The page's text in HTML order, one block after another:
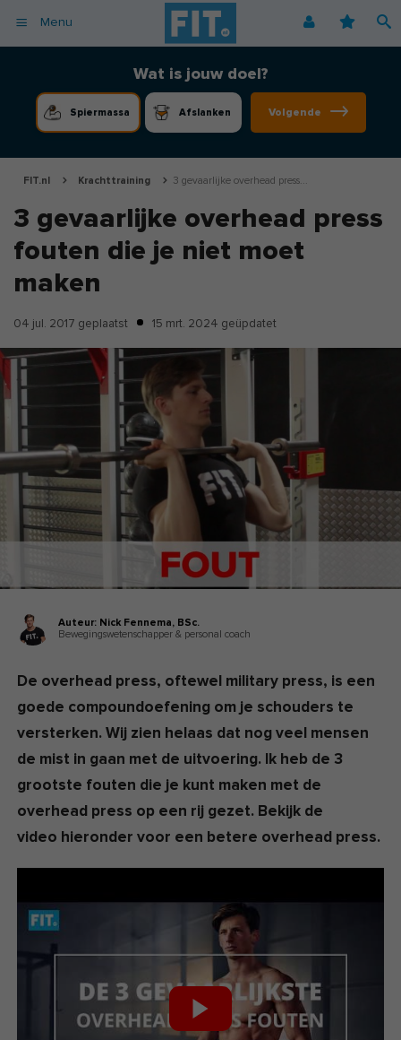
Menu
Cardio
Herstel
Mindset
Professionals
Spiermassa
Voedingsschema
Fitnessschema
Begrippen
Podcast voor professionals
Vegetarische recepten
Vegan recepten
Koolhydraatarme recepten
Coaching
Vacatures
Adverteren
Wat is jouw doel?
Spiermassa Afslanken Volgende
FIT.nl Krachttraining 3 gevaarlijke overhead press...
Auteur: Nick Fennema, BSc.
Bewegingswetenschapper & personal coach
04 jul. 2017 geplaatst 15 mrt. 2024 geüpdatet
3 gevaarlijke overhead press
fouten die je niet moet
maken
De overhead press, oftewel military press, is een
goede compoundoefening om je schouders te
versterken. Wij zien helaas dat nog veel mensen
de mist in gaan met de uitvoering. Ik heb de 3
grootste fouten die je kunt maken met de
overhead press op een rij gezet. Bekijk de
video hieronder voor een betere overhead press.